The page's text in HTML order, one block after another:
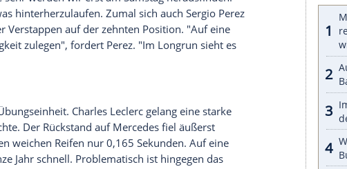
von einem guten Start ins Wochenende. "Es sieht danach
und deshalb in einer guten Position sind", sagt
haben keine massiven Probleme mit der Balance. Das ist
wird es der Schlüssel sein, die Vorder- und Hinterreifen
und zu halten."
können. Doch in seinem Versuch auf den roten
zu weit neben die Fahrbahn. Daraufhin brach der